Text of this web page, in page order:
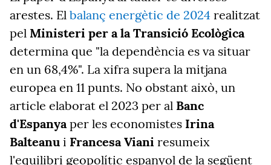
arestes. El balanç energètic de 2024 realitzat
pel Ministeri per a la Transició Ecològica
determina que "la dependència es va situar
en un 68,4%". La xifra supera la mitjana
europea en 11 punts. No obstant això, un
article elaborat el 2023 per al Banc
d'Espanyaper les economistes Irina
Balteanu i Francesa Viani resumeix
l'equilibri geopolític espanyol de la següent